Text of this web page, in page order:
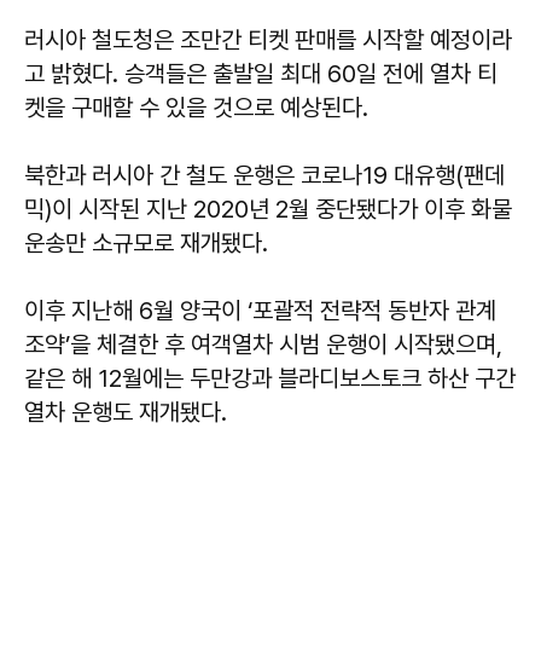
러시아 철도청은 조만간 티켓 판매를 시작할 예정이라
고 밝혔다. 승객들은 출발일 최대 60일 전에 열차 티
켓을 구매할 수 있을 것으로 예상된다.
북한과 러시아 간 철도 운행은 코로나19 대유행(팬데
믹)이 시작된 지난 2020년 2월 중단됐다가 이후 화물
운송만 소규모로 재개됐다.
이후 지난해 6월 양국이 ‘포괄적 전략적 동반자 관계
조약’을 체결한 후 여객열차 시범 운행이 시작됐으며,
같은 해 12월에는 두만강과 블라디보스토크 하산 구간
열차 운행도 재개됐다.